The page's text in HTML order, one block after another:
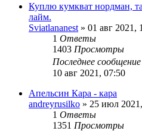
Куплю кумкват нордман,
лайм.
Sviatlananest » 01 авг 2021,
1 Ответы
1403 Просмотры
Последнее сообщение
10 авг 2021, 07:50
Апельсин Кара - кара
andreyrusilko » 25 июл
1 Ответы
1351 Просмотры